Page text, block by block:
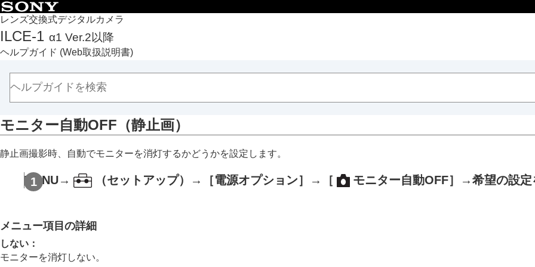
レンズ交換式デジタルカメラ
ILCE-1 α1 Ver.2以降
ヘルプガイド (Web取扱説明書)
トップページ
ヘルプガイドの使いかた
必ずお読みください
本体と付属品を確認する
本機の基本操作
MENU一覧から機能を探す
撮影機能を活用する
カメラをカスタマイズする
カメラの設定を変更する
ファイルの設定
モニター自動OFF （静止画）
静止画撮影時、自動でモニターを消灯するかどうかを設定します。
MENU→ （セットアップ）→ ［電源オプション］ → ［ モニター自動OFF］ →希望の設定
メニュー項目の詳細
しない ：
モニターを消灯しない。